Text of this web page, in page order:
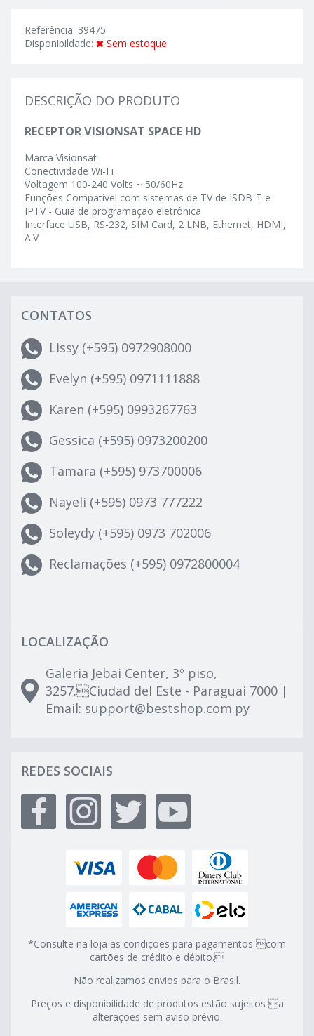
Referência: 39475
Disponibildade:
Sem estoque
DESCRIÇÃO DO PRODUTO
RECEPTOR VISIONSAT SPACE HD
Marca Visionsat
Conectividade Wi-Fi
Voltagem 100-240 Volts ~ 50/60Hz
Funções Compatível com sistemas de TV de ISDB-T e
IPTV - Guia de programação eletrônica
Interface USB, RS-232, SIM Card, 2 LNB, Ethernet, HDMI,
A.V
CONTATOS
Lissy (+595) 0972908000
Evelyn (+595) 0971111888
Karen (+595) 0993267763
Gessica (+595) 0973200200
Tamara (+595) 973700006
Nayeli (+595) 0973 777222
Soleydy (+595) 0973 702006
Reclamações (+595) 0972800004
LOCALIZAÇÃO
Galeria Jebai Center, 3º piso,
3257.Ciudad del Este - Paraguai 7000 |
Email: support@bestshop.com.py
REDES SOCIAIS
*Consulte na loja as condições para pagamentos com
cartões de crédito e débito.
Não realizamos envios para o Brasil.
Preços e disponibilidade de produtos estão sujeitos a
alterações sem aviso prévio.